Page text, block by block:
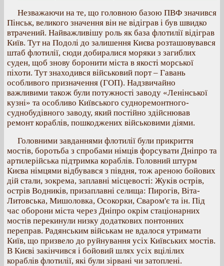
Незважаючи на те, що головною базою ПВФ значився
Пінськ, великого значення він не відіграв і був швидко
втрачений. Найважливішу роль як база флотилії відіграв
Київ. Тут на Подолі до залишення Києва розташовувався
штаб флотилії, сюди добиралися моряки з загиблих
суден, щоб знову боронити міста в якості морської
піхоти. Тут знаходився військовий порт – Гавань
особливого призначення (ГОП). Надзвичайно
важливими також були потужності заводу «Ленінської
кузні» та особливо Київського судноремонтного-
суднобудівного заводу, який постійно здійснював
ремонт кораблів, пошкоджених військовими діями.
Головними завданнями флотилії були прикриття
мостів, боротьба з спробами німців форсувати Дніпро та
артилерійська підтримка кораблів. Головний штурм
Києва німцями відбувався з півдня, тож ареною бойових
дій стали, зокрема, заплавні місцевості: Жуків острів,
острів Водників, призаплавні селища: Пирогів, Віта-
Литовська, Мишоловка, Осокорки, Сваром'є та ін. Під
час оборони міста через Дніпро окрім стаціонарних
мостів перекинули низку додаткових понтонних
переправ. Радянським військам не вдалося утримати
Київ, що призвело до руйнування усіх Київських мостів.
В Києві закінчився і бойовий шлях усіх вцілілих
кораблів флотилії, які були зірвані чи затоплені.